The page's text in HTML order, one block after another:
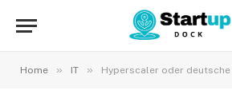
Home » IT » Hyperscaler oder deutsche Anbieter? Wann